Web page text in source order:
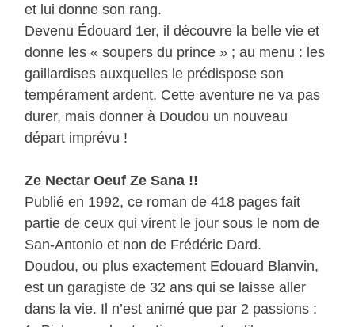
et lui donne son rang.
Devenu Édouard 1er, il découvre la belle vie et
donne les « soupers du prince » ; au menu : les
gaillardises auxquelles le prédispose son
tempérament ardent. Cette aventure ne va pas
durer, mais donner à Doudou un nouveau
départ imprévu !
Ze Nectar Oeuf Ze Sana !!
Publié en 1992, ce roman de 418 pages fait
partie de ceux qui virent le jour sous le nom de
San-Antonio et non de Frédéric Dard.
Doudou, ou plus exactement Edouard Blanvin,
est un garagiste de 32 ans qui se laisse aller
dans la vie. Il n’est animé que par 2 passions :